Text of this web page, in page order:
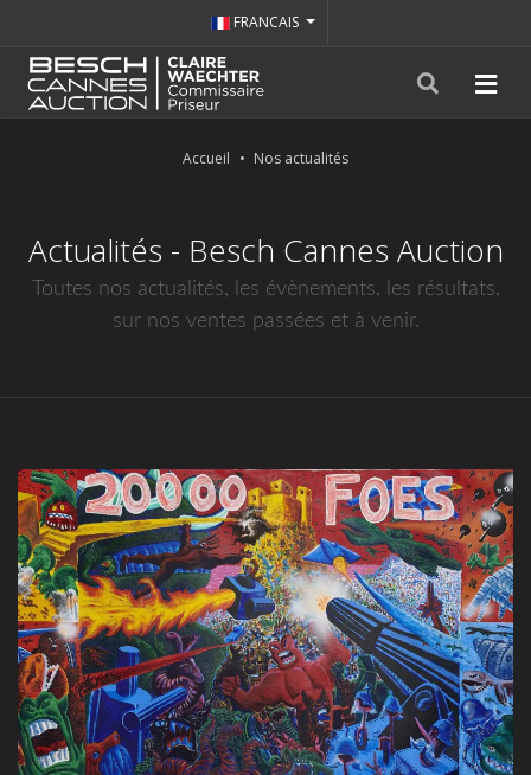
FRANCAIS
Accueil Nos actualités
Actualités - Besch Cannes Auction
Toutes nos actualités, les évènements, les résultats,
sur nos ventes passées et à venir.